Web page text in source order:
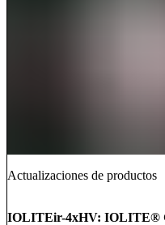
Actualizaciones de productos
IOLITEir-4xHV: IOLITE®